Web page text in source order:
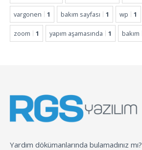
vargonen 1 bakım sayfası 1 wp 1
zoom 1 yapım aşamasında 1 bakım
Yardım dökümanlarında bulamadınız mı?